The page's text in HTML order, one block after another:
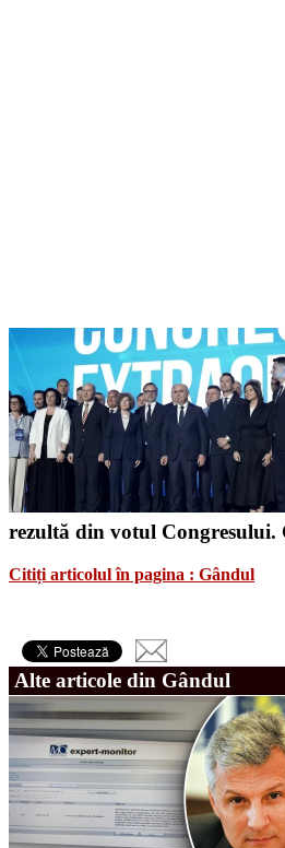
rezultă din votul
Citiți articolul în pagina : Gândul
Alte articole din Gândul